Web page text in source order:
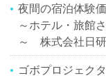
夜間の宿泊体験
～ホテル・旅館
～ 株式会社日
ゴボプロジェク